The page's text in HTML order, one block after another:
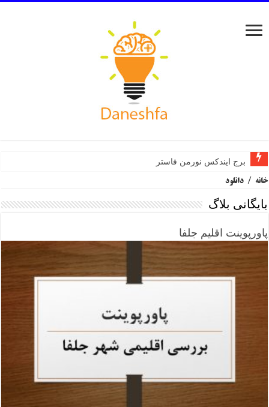
برج ایندکس نورمن فاستر
خانه / دانلود
بایگانی بلاگ
پاورپوینت اقلیم جلفا